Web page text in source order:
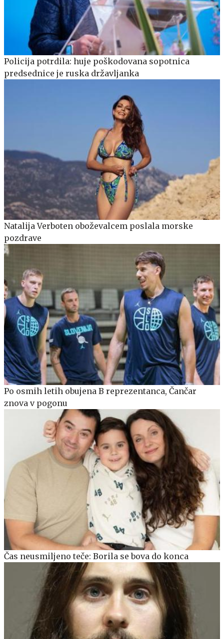
Policija potrdila: huje poškodovana sopotnica
predsednice je ruska državljanka
Natalija Verboten oboževalcem poslala morske
pozdrave
Po osmih letih obujena B reprezentanca, Čančar
znova v pogonu
Čas neusmiljeno teče: Borila se bova do konca